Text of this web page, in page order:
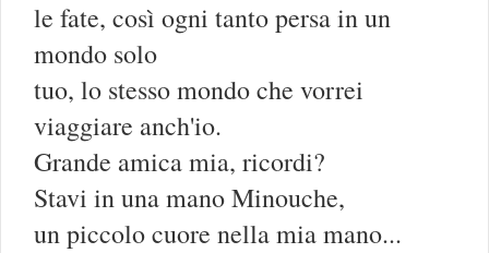
le fate, così ogni tanto persa in un
mondo solo
tuo, lo stesso mondo che vorrei
viaggiare anch'io.
Grande amica mia, ricordi?
Stavi in una mano Minouche,
un piccolo cuore nella mia mano...